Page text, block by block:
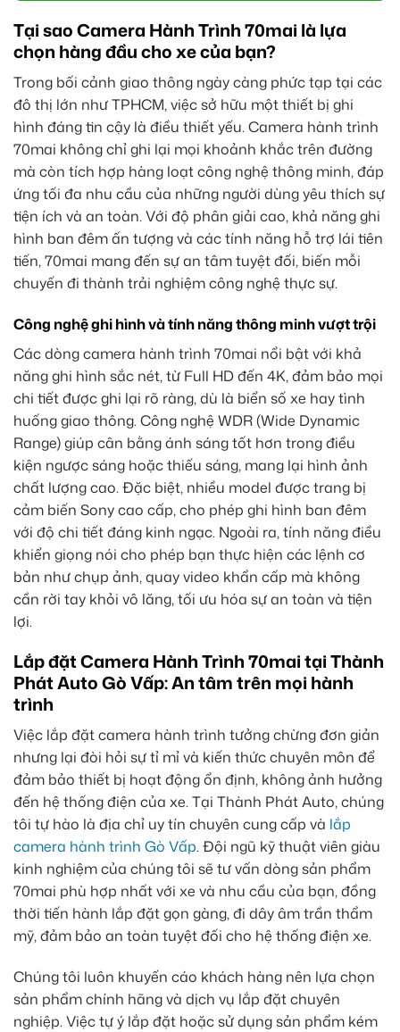
Tại sao Camera Hành Trình 70mai là lựa
chọn hàng đầu cho xe của bạn?
Trong bối cảnh giao thông ngày càng phức tạp tại các
đô thị lớn như TPHCM, việc sở hữu một thiết bị ghi
hình đáng tin cậy là điều thiết yếu. Camera hành trình
70mai không chỉ ghi lại mọi khoảnh khắc trên đường
mà còn tích hợp hàng loạt công nghệ thông minh, đáp
ứng tối đa nhu cầu của những người dùng yêu thích sự
tiện ích và an toàn. Với độ phân giải cao, khả năng ghi
hình ban đêm ấn tượng và các tính năng hỗ trợ lái tiên
tiến, 70mai mang đến sự an tâm tuyệt đối, biến mỗi
chuyến đi thành trải nghiệm công nghệ thực sự.
Công nghệ ghi hình và tính năng thông minh vượt trội
Các dòng camera hành trình 70mai nổi bật với khả
năng ghi hình sắc nét, từ Full HD đến 4K, đảm bảo mọi
chi tiết được ghi lại rõ ràng, dù là biển số xe hay tình
huống giao thông. Công nghệ WDR (Wide Dynamic
Range) giúp cân bằng ánh sáng tốt hơn trong điều
kiện ngược sáng hoặc thiếu sáng, mang lại hình ảnh
chất lượng cao. Đặc biệt, nhiều model được trang bị
cảm biến Sony cao cấp, cho phép ghi hình ban đêm
với độ chi tiết đáng kinh ngạc. Ngoài ra, tính năng điều
khiển giọng nói cho phép bạn thực hiện các lệnh cơ
bản như chụp ảnh, quay video khẩn cấp mà không
cần rời tay khỏi vô lăng, tối ưu hóa sự an toàn và tiện
lợi.
Lắp đặt Camera Hành Trình 70mai tại Thành
Phát Auto Gò Vấp: An tâm trên mọi hành
trình
Việc lắp đặt camera hành trình tưởng chừng đơn giản
nhưng lại đòi hỏi sự tỉ mỉ và kiến thức chuyên môn để
đảm bảo thiết bị hoạt động ổn định, không ảnh hưởng
đến hệ thống điện của xe. Tại Thành Phát Auto, chúng
tôi tự hào là địa chỉ uy tín chuyên cung cấp và lắp
camera hành trình Gò Vấp. Đội ngũ kỹ thuật viên giàu
kinh nghiệm của chúng tôi sẽ tư vấn dòng sản phẩm
70mai phù hợp nhất với xe và nhu cầu của bạn, đồng
thời tiến hành lắp đặt gọn gàng, đi dây âm trần thẩm
mỹ, đảm bảo an toàn tuyệt đối cho hệ thống điện xe.
Chúng tôi luôn khuyến cáo khách hàng nên lựa chọn
sản phẩm chính hãng và dịch vụ lắp đặt chuyên
nghiệp. Việc tự ý lắp đặt hoặc sử dụng sản phẩm kém